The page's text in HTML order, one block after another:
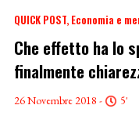
QUICK POST Economia e
Che effetto ha lo
finalmente
26 Novembre 2018 - 5'